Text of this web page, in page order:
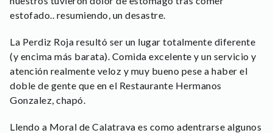
estofado.. resumiendo, un desastre.
La Perdiz Roja resultó ser un lugar totalmente diferente
(y encima más barata). Comida excelente y un servicio y
atención realmente veloz y muy bueno pese a haber el
doble de gente que en el Restaurante Hermanos
Gonzalez, chapó.
Llendo a Moral de Calatrava es como adentrarse algunos